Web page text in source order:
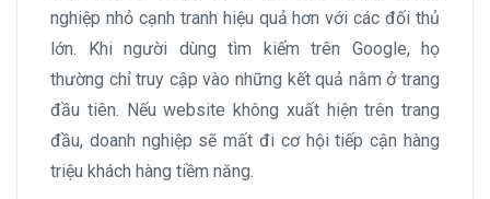
nghiệp nhỏ cạnh tranh hiệu quả hơn với các đối thủ
lớn. Khi người dùng tìm kiếm trên Google, họ
thường chỉ truy cập vào những kết quả nằm ở trang
đầu tiên. Nếu website không xuất hiện trên trang
đầu, doanh nghiệp sẽ mất đi cơ hội tiếp cận hàng
triệu khách hàng tiềm năng.